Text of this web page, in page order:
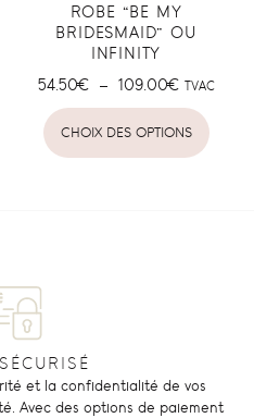
ROBE “BE MY
BRIDESMAID” OU
INFINITY
54.50€ – 109.00€ TVAC
CHOIX DES OPTIONS
et la confidentialité de vos
Avec des options de paiement